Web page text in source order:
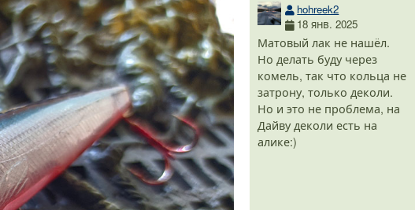
hohreek2
18 янв. 2025
Матовый лак не нашёл.
Но делать буду через
комель, так что кольца не
затрону, только деколи.
Но и это не проблема, на
Дайву деколи есть на
алике:)